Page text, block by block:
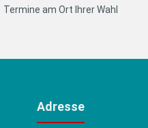
Termine am Ort Ihrer Wahl
Adresse